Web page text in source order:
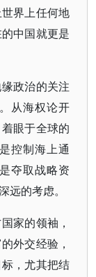
界上任何地
中国就更是
政治的关注
从海权论开
眼于全球的
控制海上通
夺取战略资
远的考虑。
家的领袖，
外交经验，
，尤其把结